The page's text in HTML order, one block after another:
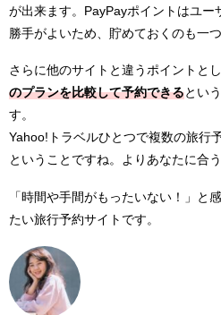
が出来ます。PayPayポイントはユ
勝手がよいため、貯めておくのも一つ
さらに他のサイトと違うポイントとし
のプランを比較して予約できるとい
す。
Yahoo!トラベルひとつで複数の旅行
ということですね。よりあなたに合
「時間や手間がもったいない！」と
たい旅行予約サイトです。